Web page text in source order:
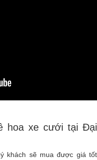
hoa xe cưới tại Đại
khách sẽ mua được giá tốt